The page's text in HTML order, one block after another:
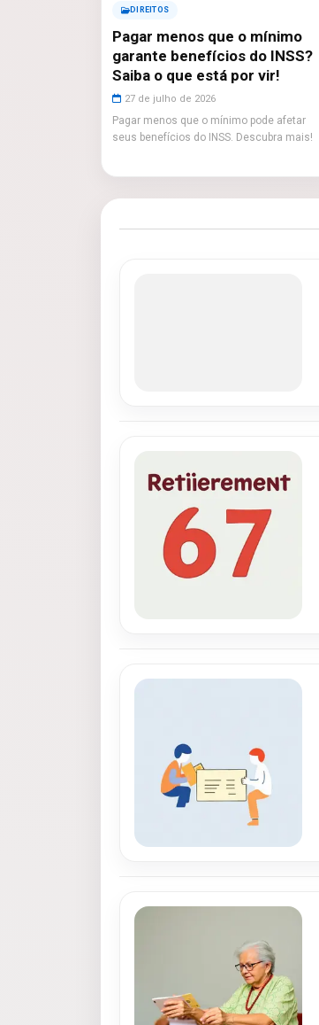
DIREITOS
Pagar menos que o mínimo
garante benefícios do INSS?
Saiba o que está por vir!
27 de julho de 2026
Pagar menos que o mínimo pode afetar
seus benefícios do INSS. Descubra mais!